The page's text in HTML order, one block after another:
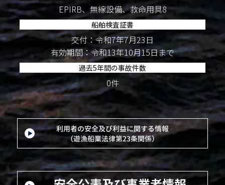
EPIRB、無線設備、救命用具8
船舶検査証書
交付：令和7年7月23日
有効期間：令和13年10月15日まで
過去5年間の事故件数
0件